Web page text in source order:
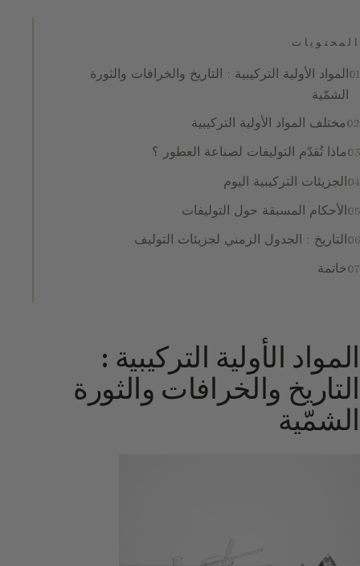
المحتويات
المواد الأولية التركيبية : التاريخ والخرافات والثورة
الشمّية
مختلف المواد الأولية التركيبية
ماذا تُقدّم التوليفات لصناعة العطور ؟
الجزيئات التركيبية اليوم
الأحكام المسبقة حول التوليفات
التاريخ : الجدول الزمني لجزيئات التوليف
خاتمة
المواد الأولية التركيبية :
التاريخ والخرافات والثورة
الشمّية